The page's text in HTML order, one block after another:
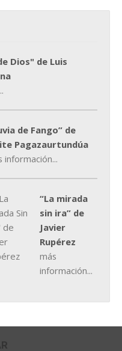
Dios" de Luis
de Fango” de
Pagazaurtundúa
información...
“La mirada
sin ira” de
Javier
Rupérez
más
información...